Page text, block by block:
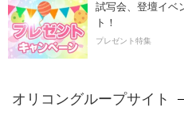
試写会、登壇イベ
ト！
プレゼント特集
オリコングループサイト